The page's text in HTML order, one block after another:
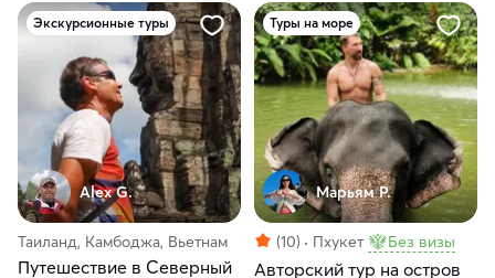
Экскурсионные туры
Alex G.
Таиланд, Камбоджа, Вьетнам
Путешествие в Северный
Туры на море
Марьям Р.
(10) Пхукет Без визы
Авторский тур на остров